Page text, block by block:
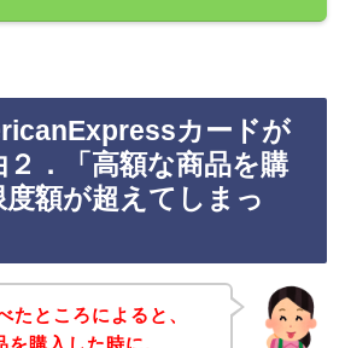
カードが
．「高額な商品を購
度額が超えてしまっ
たところによると、
購入した時に、